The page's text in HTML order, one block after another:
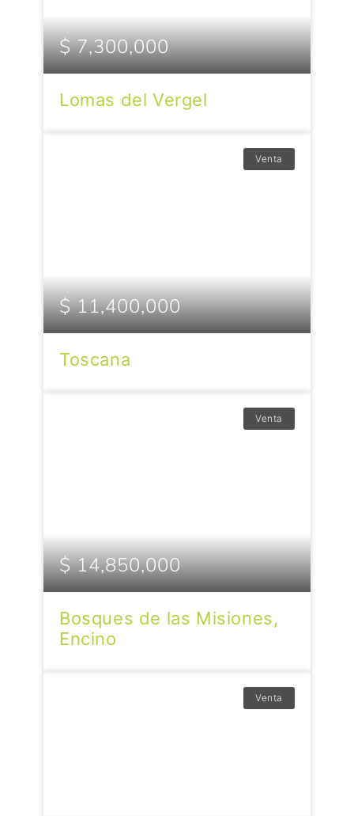
$ 7,300,000
Lomas del Vergel
Venta
$ 11,400,000
Toscana
Venta
$ 14,850,000
Bosques de las Misiones,
Encino
Venta